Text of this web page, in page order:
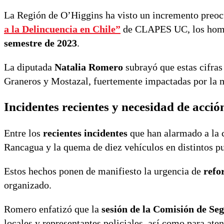
La Región de O’Higgins ha visto un incremento
a la Delincuencia en Chile” de CLAPES UC, los
semestre de 2023.
La diputada Natalia Romero subrayó que estas
Graneros y Mostazal, fuertemente impactadas por
Incidentes recientes y necesidad de
Entre los recientes incidentes que han alarmado a la
Rancagua y la quema de diez vehículos en distintos
Estos hechos ponen de manifiesto la urgencia de
organizado.
Romero enfatizó que la sesión de la Comisión de